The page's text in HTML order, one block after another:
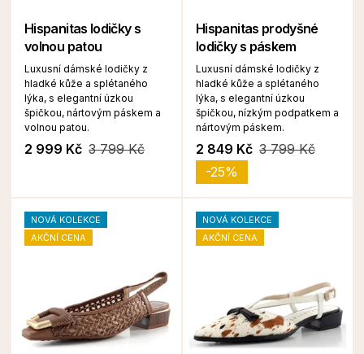
Hispanitas lodičky s
volnou patou
Luxusní dámské lodičky z
hladké kůže a splétaného
lýka, s elegantní úzkou
špičkou, nártovým páskem a
volnou patou.
2 999 Kč 3 799 Kč
Hispanitas prodyšné
lodičky s páskem
Luxusní dámské lodičky z
hladké kůže a splétaného
lýka, s elegantní úzkou
špičkou, nízkým podpatkem a
nártovým páskem.
2 849 Kč 3 799 Kč
-25%
NOVÁ KOLEKCE
AKČNÍ CENA
NOVÁ KOLEKCE
AKČNÍ CENA